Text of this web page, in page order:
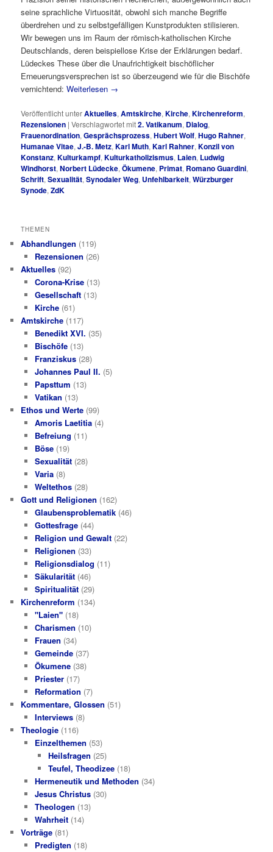
seine sprachliche Virtuosität, obwohl sich manche Begriffe
überdrehen und zu selbstgefälligen Kunstprodukten stilisieren.
Wir bewegen uns im Raum der römisch-katholischen Kirche
Deutschlands, deren beispiellose Krise der Erklärungen bedarf.
Lüdeckes These über die Unaufrichtigkeit bischöflicher
Erneuerungsversprechen ist so überzeugend wie für die Bischöfe
vernichtend:Weiterlesen →
Veröffentlicht unterAktuelles,Amtskirche,Kirche,Kirchenreform,
Rezensionen |Verschlagwortet mit2. Vatikanum, Dialog,
Frauenordination,Gesprächsprozess,Hubert Wolf,Hugo Rahner,
Humanae Vitae,J.-B. Metz,Karl Muth,Karl Rahner,Konzil von
Konstanz,Kulturkampf,Kulturkatholizismus, Laien, Ludwig
Windhorst,Norbert Lüdecke,Ökumene, Primat, Romano Guardini,
Schrift,Sexualität,Synodaler Weg, Unfehlbarkeit,Würzburger
Synode,ZdK
THEMEN
Abhandlungen (119)
Rezensionen (26)
Aktuelles (92)
Corona-Krise(13)
Gesellschaft(13)
Kirche(61)
Amtskirche (117)
Benedikt XVI. (35)
Bischöfe(13)
Franziskus(28)
Johannes Paul II. (5)
Papsttum (13)
Vatikan (13)
Ethos und Werte (99)
Amoris Laetitia(4)
Befreiung (11)
Böse(19)
Sexualität(28)
Varia(8)
Weltethos(28)
Gott und Religionen (162)
Glaubensproblematik(46)
Gottesfrage(44)
Religion und Gewalt(22)
Religionen (33)
Religionsdialog (11)
Säkularität(46)
Spiritualität(29)
Kirchenreform (134)
"Laien"(18)
Charismen (10)
Frauen (34)
Gemeinde(37)
Ökumene(38)
Priester(17)
Reformation (7)
Kommentare, Glossen (51)
Interviews(8)
Theologie (116)
Einzelthemen (53)
Heilsfragen (25)
Teufel, Theodizee (18)
Hermeneutik und Methoden (34)
Jesus Christus(30)
Theologen (13)
Wahrheit(14)
Vorträge (81)
Predigten (18)